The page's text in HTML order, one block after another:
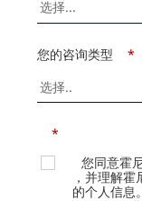
*
您的咨询类型
*
您同意霍
，并理解
的个人信息。